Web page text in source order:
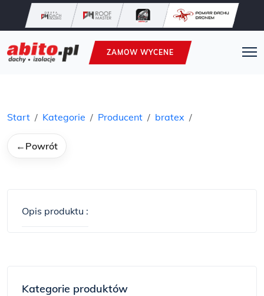
ZAMOW WYCENE
Start Kategorie Producent bratex
← Powrót
Opis produktu :
Kategorie produktów